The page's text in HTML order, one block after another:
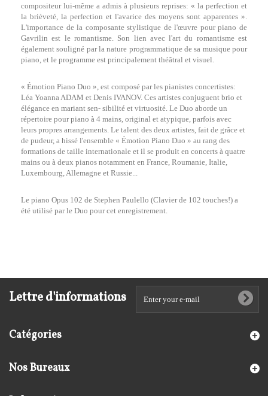
compositeur lui-même a admis à plusieurs reprises: « la perfection et
la brièveté, la perfection et l'avarice des moyens sont apparentes ».
L'importance de la composante stylistique de l'œuvre pour piano de
Gavrilin est le romantisme. Son lien avec l'art du romantisme est
également souligné par la nature programmatique de sa musique pour
piano, et le programme est principalement théâtral et visuel.
« Émotion Piano Duo », est composé par les pianistes concertistes:
Léa Yoanna ADAM et Denis IVANOV. Ces artistes conjuguent brio et
élégance en mariant sen- sibilité et virtuosité. Le Duo aborde un
répertoire pour piano à 4 mains, original et atypique, parfois avec
leurs propres arrangements. Le talent des deux artistes, fait de grâce et
de pudeur, a hissé l'ensemble « Émotion Piano Duo » au rang des
formations de taille internationale et il se produit en concerts à quatre
mains ou à deux pianos notamment en France, Roumanie, Italie,
Luxembourg, Allemagne et Russie...
Le piano Opus 102 de Stephen Paulello (Clavier de 102 touches!) a
été utilisé par le Duo pour cet enregistrement.
Lettre d'informations
Catégories
Nos Bureaux